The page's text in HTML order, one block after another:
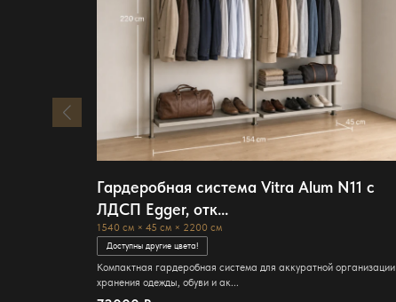
Гардеробная система Vitra Alum N11 с
ЛДСП Egger, отк...
1540 см × 45 см × 2200 см
Доступны другие цвета!
Компактная гардеробная система для аккуратной организации
хранения одежды, обуви и ак...